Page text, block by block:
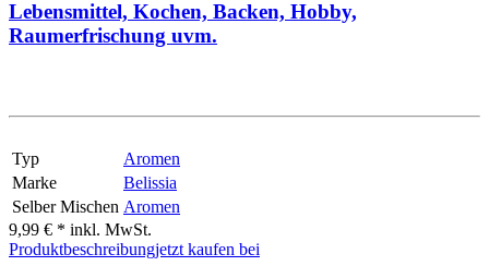
Lebensmittel, Kochen, Backen, Hobby,
Raumerfrischung uvm.
Typ
Aromen
Marke
Belissia
Selber Mischen Aromen
9,99 € * inkl. MwSt.
Produktbeschreibungjetzt kaufen bei